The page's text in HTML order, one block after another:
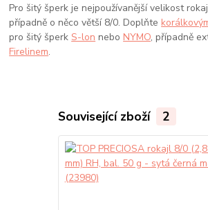
Pro šitý šperk je nejpoužívanější velikost
případně o něco větší 8/0. Doplňte
pro šitý šperkS-lon nebo NYMO, případně
Firelinem.
Související zboží 2